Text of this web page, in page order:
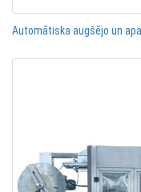
Automātiska augšējo un